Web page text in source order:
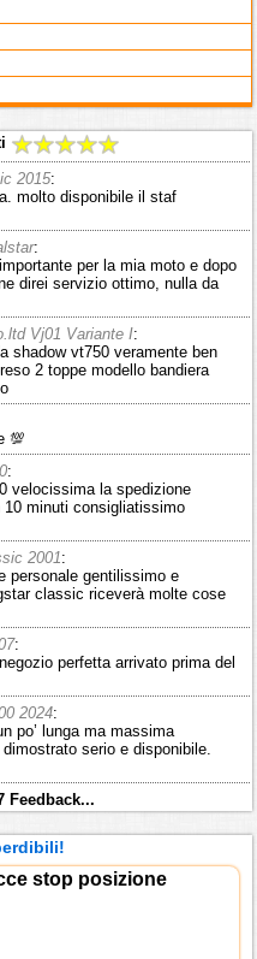
2015:
molto disponibile il staf
:
per la mia moto e dopo
direi servizio ottimo, nulla da
Vj01 Variante I:
shadow vt750 veramente ben
2 toppe modello bandiera
💯
:
velocissima la spedizione
minuti consigliatissimo
2001:
personale gentilissimo e
classic riceverà molte cose
:
perfetta arrivato prima del
2024:
po’ lunga ma massima
serio e disponibile.
Feedback...
stop posizione